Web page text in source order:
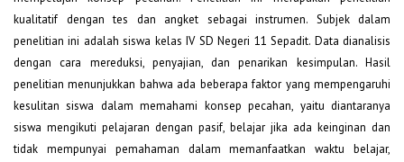
kualitatif dengan tes dan angket sebagai instrumen. Subjek dalam
penelitian ini adalah siswa kelas IV SD Negeri 11 Sepadit. Data dianalisis
dengan cara mereduksi, penyajian, dan penarikan kesimpulan. Hasil
penelitian menunjukkan bahwa ada beberapa faktor yang mempengaruhi
kesulitan siswa dalam memahami konsep pecahan, yaitu diantaranya
siswa mengikuti pelajaran dengan pasif, belajar jika ada keinginan dan
tidak mempunyai pemahaman dalam memanfaatkan waktu belajar,